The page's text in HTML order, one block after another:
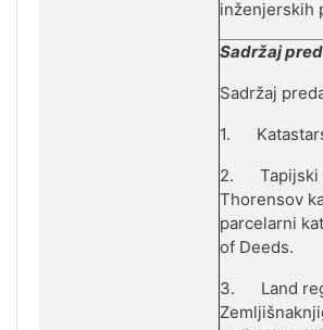
inženjerskih
Sadržaj
Sadržaj
1.
2. Tapijski
Thorensov
parcelarni
of Deeds.
3. Land